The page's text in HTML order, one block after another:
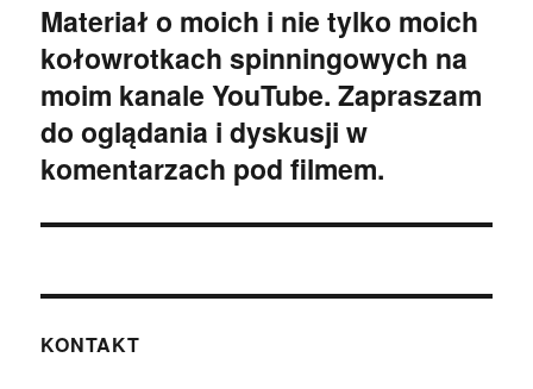
Następny
wpis:
Materiał o moich i nie tylko moich
kołowrotkach spinningowych na
moim kanale YouTube. Zapraszam
do oglądania i dyskusji w
komentarzach pod filmem.
KONTAKT